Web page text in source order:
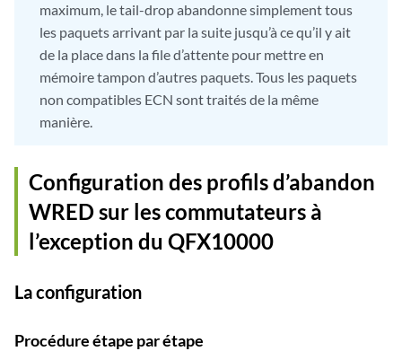
maximum, le tail-drop abandonne simplement tous
les paquets arrivant par la suite jusqu’à ce qu’il y ait
de la place dans la file d’attente pour mettre en
mémoire tampon d’autres paquets. Tous les paquets
non compatibles ECN sont traités de la même
manière.
Configuration des profils d’abandon
WRED sur les commutateurs à
l’exception du QFX10000
La configuration
Procédure étape par étape